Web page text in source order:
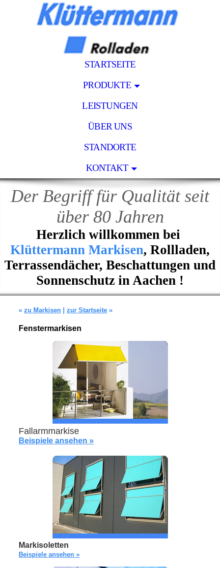
STARTSEITE
PRODUKTE
LEISTUNGEN
ÜBER UNS
STANDORTE
KONTAKT
Der Begriff für Qualität seit
über 80 Jahren
Herzlich willkommen bei
Klüttermann Markisen, Rollladen,
Terrassendächer, Beschattungen und
Sonnenschutz in Aachen !
« zu Markisen| zur Startseite»
Fenstermarkisen
Fallarmmarkise
Beispiele ansehen »
Markisoletten
Beispiele ansehen »